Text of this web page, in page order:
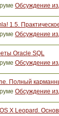
Обсуждение
1.5.
Обсуждение
Oracle SQL
Обсуждение
Полный
Обсуждение
X Leopard.